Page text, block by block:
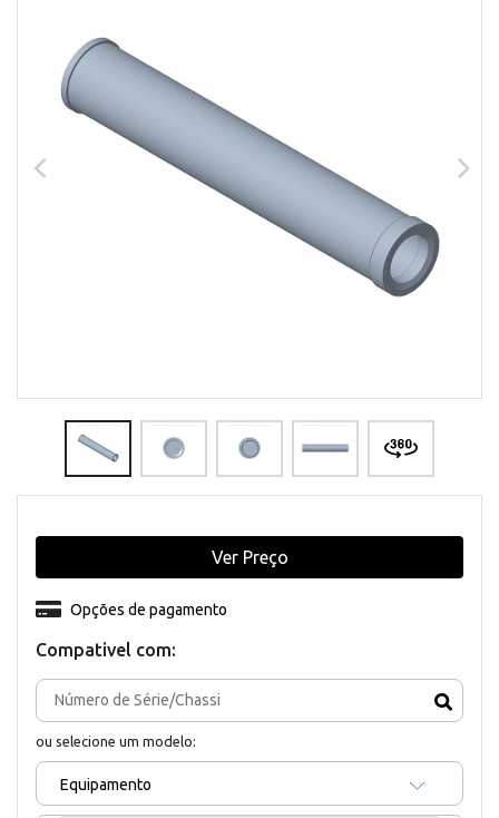
Compativel com:
ou selecione um modelo:
Equipamento
Opções de pagamento
Ver Preço